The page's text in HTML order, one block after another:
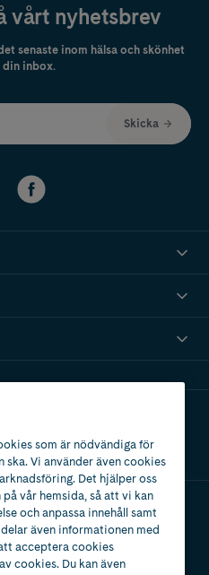
vårt nyhetsbrev
senaste inom hälsa och skönhet
inbox.
Skicka
som är nödvändiga för
ska. Vi använder även cookies
Det hjälper oss
vår hemsida, så att vi kan
och anpassa innehåll samt
även informationen med
acceptera cookies
cookies. Du kan även